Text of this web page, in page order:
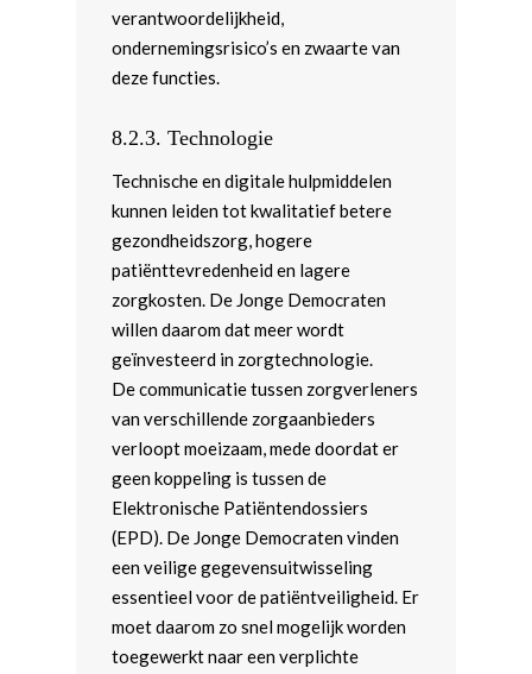
verantwoordelijkheid,
ondernemingsrisico’s en zwaarte van
deze functies.
8.2.3.Technologie
Technische en digitale hulpmiddelen
kunnen leiden tot kwalitatief betere
gezondheidszorg, hogere
patiënttevredenheid en lagere
zorgkosten. De Jonge Democraten
willen daarom dat meer wordt
geïnvesteerd in zorgtechnologie.
De communicatie tussen zorgverleners
van verschillende zorgaanbieders
verloopt moeizaam, mede doordat er
geen koppeling is tussen de
Elektronische Patiëntendossiers
(EPD). De Jonge Democraten vinden
een veilige gegevensuitwisseling
essentieel voor de patiëntveiligheid. Er
moet daarom zo snel mogelijk worden
toegewerkt naar een verplichte